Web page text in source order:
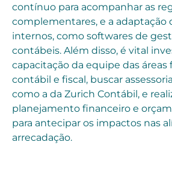
contínuo para acompanhar as
complementares, e a adaptação
internos, como softwares de
contábeis. Além disso, é vital
capacitação da equipe das áreas
contábil e fiscal, buscar
como a da Zurich Contábil, e
planejamento financeiro e
para antecipar os impactos nas
arrecadação.